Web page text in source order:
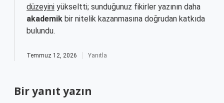
düzeyini yükseltti; sunduğunuz fikirler yazının daha
akademik bir nitelik kazanmasına doğrudan katkıda
bulundu.
Temmuz 12, 2026 Yanıtla
Bir yanıt yazın